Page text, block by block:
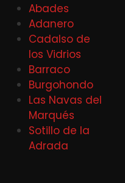
Abades
Adanero
Cadalso de
los Vidrios
Barraco
Burgohondo
Las Navas del
Marqués
Sotillo de la
Adrada